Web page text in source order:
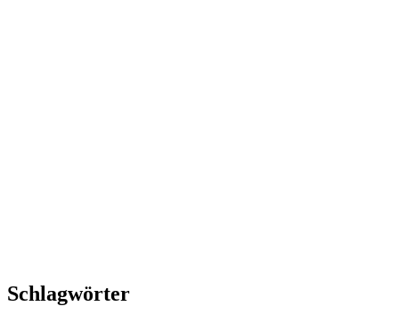
Schlagwörter